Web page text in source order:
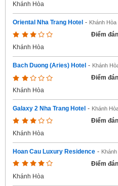
Khánh Hòa
Oriental Nha Trang Hotel - Khánh Hòa
Điểm
Khánh Hòa
Bach Duong (Aries) Hotel - Khánh
Điểm
Khánh Hòa
Galaxy 2 Nha Trang Hotel - Khánh
Điểm
Khánh Hòa
Hoan Cau Luxury Residence -
Điểm
Khánh Hòa